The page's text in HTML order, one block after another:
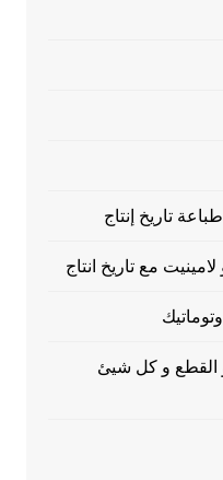
تاريخ إنتاج
مع تاريخ انتاج
و القطع و كل شيئ